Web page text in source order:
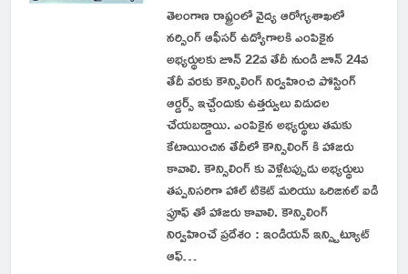
తెలంగాణ రాష్ట్రంలో వైద్య ఆరోగ్యశాఖలో
నర్సింగ్ ఆఫీసర్ ఉద్యోగాలకి ఎంపికైన
అభ్యర్థులకు జూన్ 22వ తేదీ నుండి జూన్ 24వ
తేదీ వరకు కౌన్సిలింగ్ నిర్వహించి పోస్టింగ్
ఆర్డర్స్ ఇచ్చేందుకు ఉత్తర్వులు విడుదల
చేయబడ్డాయి. ఎంపికైన అభ్యర్థులు తమకు
కేటాయించిన తేదీలో కౌన్సిలింగ్ కి హాజరు
కావాలి. కౌన్సిలింగ్ కు వెళ్లేటప్పుడు అభ్యర్థులు
తప్పనిసరిగా హాల్ టికెట్ మరియు ఒరిజినల్ ఐడి
ప్రూఫ్ తో హాజరు కావాలి. కౌన్సిలింగ్
నిర్వహించే ప్రదేశం : ఇండియన్ ఇన్స్టిట్యూట్
ఆఫ్…